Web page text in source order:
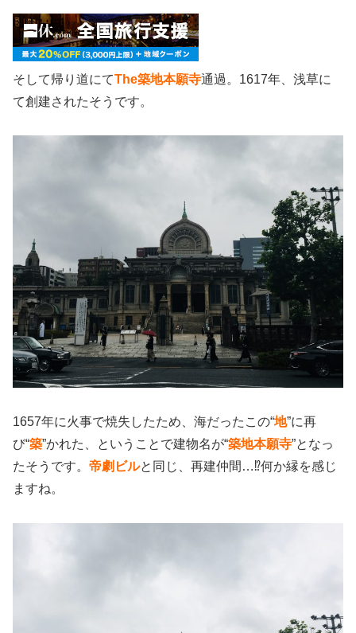
そして帰り道にてThe築地本願寺通過。1617年、浅草に
て創建されたそうです。
1657年に火事で焼失したため、海だったこの“地”に再
び“築”かれた、ということで建物名が“築地本願寺”となっ
たそうです。 帝劇ビルと同じ、再建仲間…⁉︎何か縁を感じ
ますね。